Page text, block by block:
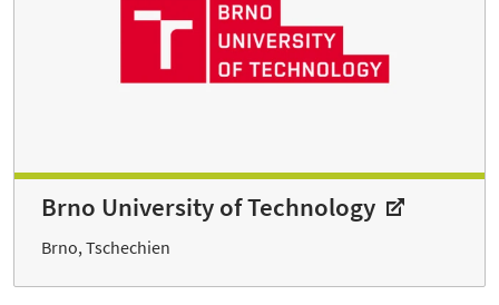
Brno University of Technology
Brno, Tschechien